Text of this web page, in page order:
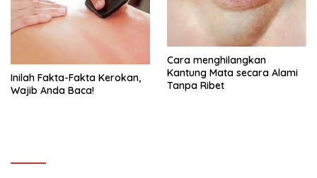
Inilah Fakta-Fakta Kerokan,
Wajib Anda Baca!
Cara menghilangkan
Kantung Mata secara Alami
Tanpa Ribet